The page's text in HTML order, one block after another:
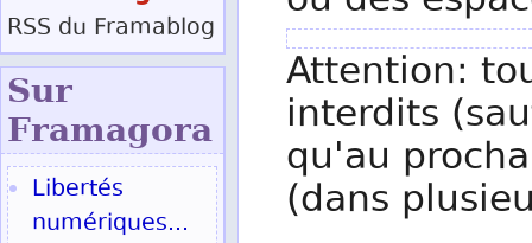
Attention:
interdits
qu'au
(dans
RSS du Framablog
Sur
Framagora
Libertés
numériques...